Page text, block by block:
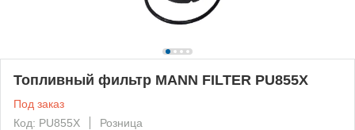
Топливный фильтр MANN FILTER PU855X
Под заказ
Код: PU855X
Розница